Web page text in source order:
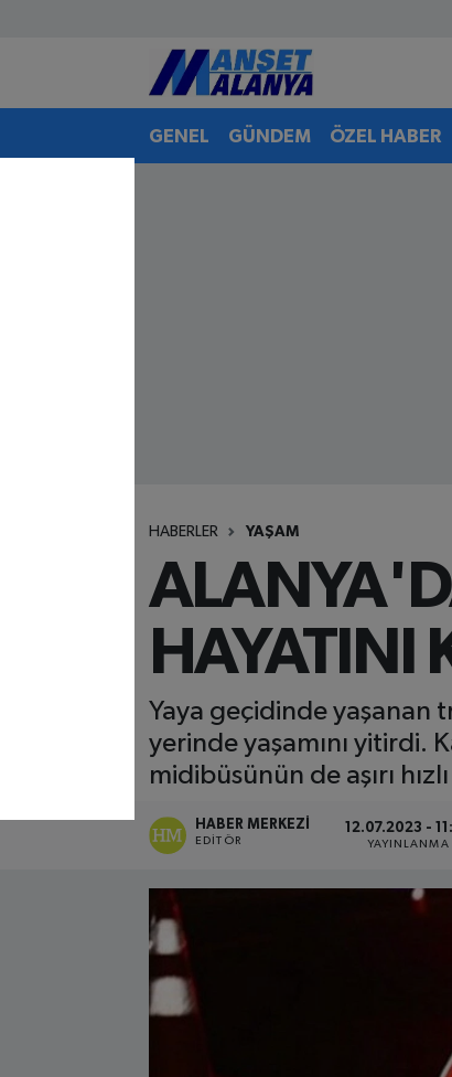
GENEL GÜNDEM ÖZEL HABER
HABERLER YAŞAM
HAYATINI
Yaya geçidinde yaşanan
yerinde yaşamını yitirdi.
midibüsünün de aşırı
HABER MERKEZI
EDITÖR
12.07.2023 -
YAYINLANMA
Antalya Nöbetçi Eczaneler
Antalya Hava Durumu